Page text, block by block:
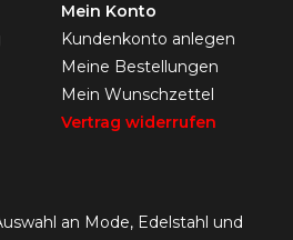
Mein Konto
Kundenkonto anlegen
Meine Bestellungen
Mein Wunschzettel
Vertrag widerrufen
an Mode, Edelstahl und